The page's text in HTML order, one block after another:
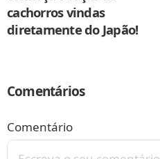
cachorros vindas
diretamente do Japão!
Comentários
Comentário